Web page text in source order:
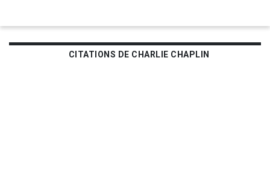
CITATIONS DE CHARLIE CHAPLIN